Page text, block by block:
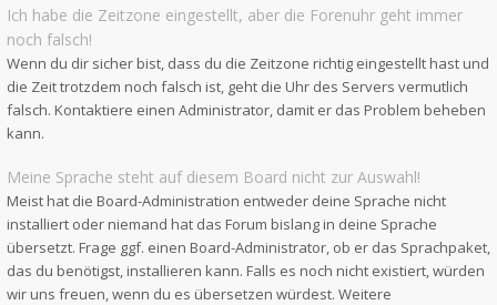
Ich habe die Zeitzone eingestellt, aber die Forenuhr geht immer
noch falsch!
Wenn du dir sicher bist, dass du die Zeitzone richtig eingestellt hast und
die Zeit trotzdem noch falsch ist, geht die Uhr des Servers vermutlich
falsch. Kontaktiere einen Administrator, damit er das Problem beheben
kann.
Meine Sprache steht auf diesem Board nicht zur Auswahl!
Meist hat die Board-Administration entweder deine Sprache nicht
installiert oder niemand hat das Forum bislang in deine Sprache
übersetzt. Frage ggf. einen Board-Administrator, ob er das Sprachpaket,
das du benötigst, installieren kann. Falls es noch nicht existiert, würden
wir uns freuen, wenn du es übersetzen würdest. Weitere